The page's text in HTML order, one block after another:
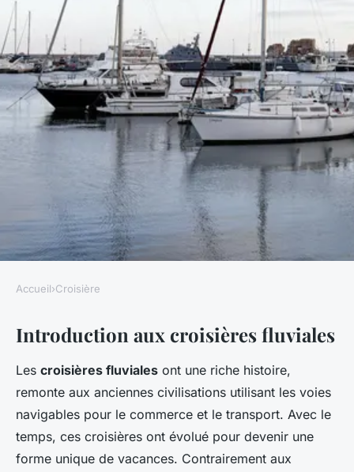
Tout savoir sur les croisières
fluviales
Yanis•1 mars 2025•6 min de lecture
Accueil›Croisière
Introduction aux croisières fluviales
Les croisières fluviales ont une riche histoire,
remonte aux anciennes civilisations utilisant les voies
navigables pour le commerce et le transport. Avec le
temps, ces croisières ont évolué pour devenir une
forme unique de vacances. Contrairement aux